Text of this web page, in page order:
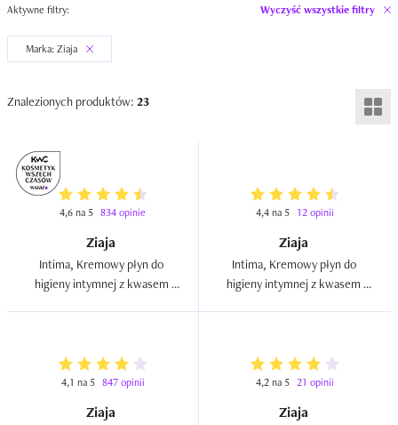
Aktywne filtry: Wyczyść wszystkie filtry
Marka: Ziaja
Znalezionych produktów: 23
4,6 na 5 834 opinie
Ziaja
Intima, Kremowy płyn do
higieny intymnej z kwasem
4,4 na 5 12 opinii
Ziaja
Intima, Kremowy płyn do
higieny intymnej z kwasem
4,1 na 5 847 opinii
Ziaja
4,2 na 5 21 opinii
Ziaja